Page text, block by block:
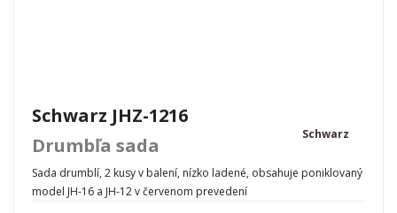
Schwarz JHZ-1216
Drumbľa sada
Schwarz
Sada drumblí, 2 kusy v balení, nízko ladené, obsahuje poniklovaný
model JH-16 a JH-12 v červenom prevedení